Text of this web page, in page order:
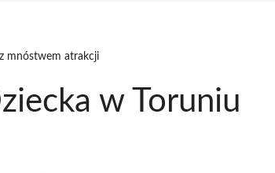
mnóstwem atrakcji
w Toruniu